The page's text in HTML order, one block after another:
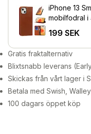
iPhone 13
mobilfodral i
199 SEK
Gratis fraktalternativ
Blixtsnabb leverans
Skickas från vårt lager i
Betala med Swish,
100 dagars öppet köp